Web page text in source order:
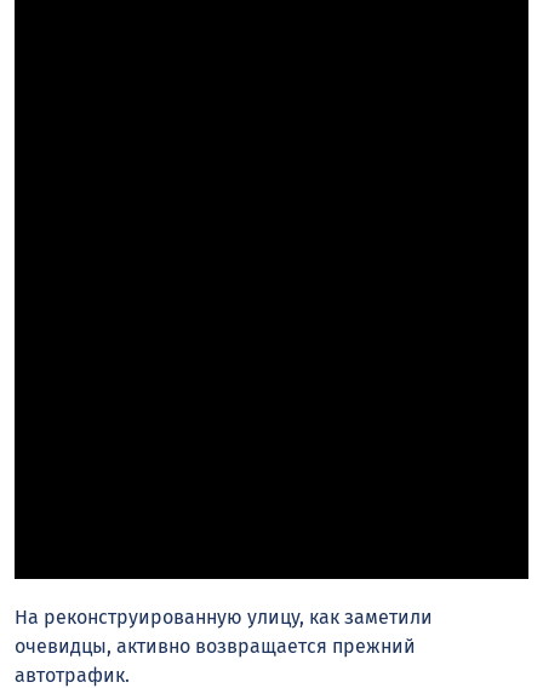
На реконструированную улицу, как заметили
очевидцы, активно возвращается прежний
автотрафик.